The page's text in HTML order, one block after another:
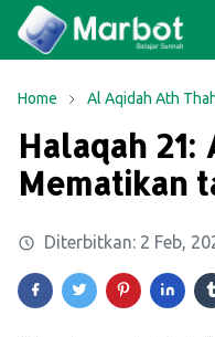
Home Al Aqidah Ath
Halaqah 21:
Mematikan
Diterbitkan: 2 Feb,